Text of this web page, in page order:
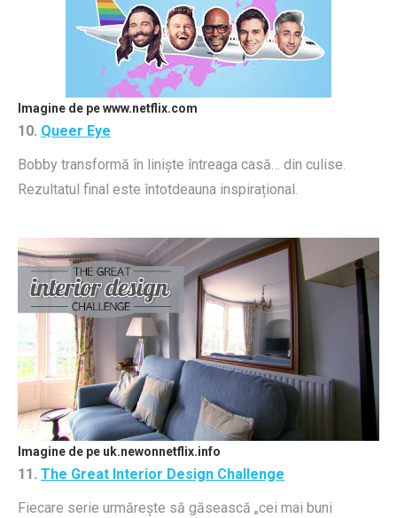
Imagine de pe www.netflix.com
10. Queer Eye
Bobby transformă în liniște întreaga casă… din culise.
Rezultatul final este întotdeauna inspirațional.
Imagine de pe uk.newonnetflix.info
11. The Great Interior Design Challenge
Fiecare serie urmărește să găsească „cei mai buni